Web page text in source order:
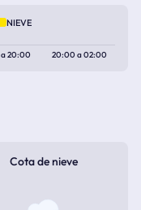
NIEVE
a20:00 20:00a02:00
Cota de nieve